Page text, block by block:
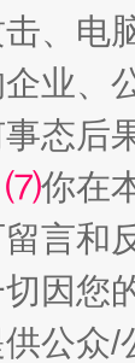
计划来了！等你
、电
业、
态后
⑺你在
言和
因您
供公众